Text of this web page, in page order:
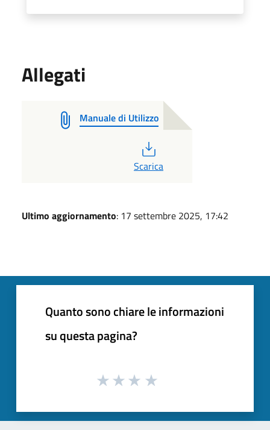
Allegati
Manuale di Utilizzo
Scarica
Ultimo aggiornamento: 17 settembre 2025, 17:42
Quanto sono chiare le informazioni
su questa pagina?